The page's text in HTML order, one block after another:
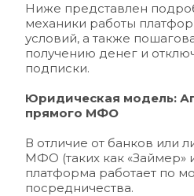
Ниже представлен
механики работы
условий, а также
получению денег и
подписки.
Юридическая модель:
прямого МФО
В отличие от банков или
МФО (таких как «Займер»
платформа работает по
посредничества.